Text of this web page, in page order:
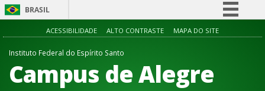
BRASIL
Simplifique!
Acesso à informação
ACESSIBILIDADE ALTO CONTRASTE MAPA DO SITE
Instituto Federal do Espírito Santo
Campus de Alegre